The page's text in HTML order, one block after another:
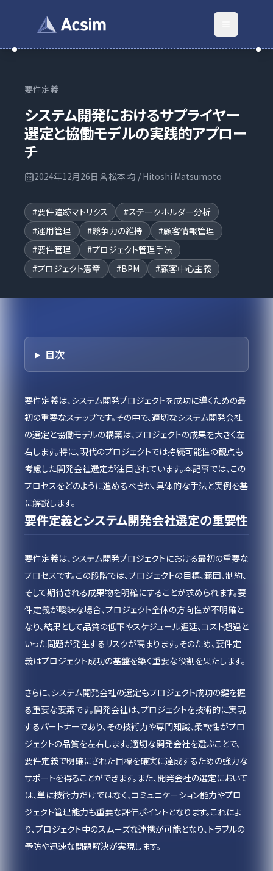
要件定義
システム開発におけるサプライヤー
選定と協働モデルの実践的アプロー
チ
2024年12月26日 松本 均 / Hitoshi Matsumoto
#要件追跡マトリクス #ステークホルダー分析
#運用管理 #競争力の維持 #顧客情報管理
#要件管理 #プロジェクト管理手法
#プロジェクト憲章 #BPM #顧客中心主義
目次
要件定義は、システム開発プロジェクトを成功に導くための最
初の重要なステップです。その中で、適切なシステム開発会社
の選定と協働モデルの構築は、プロジェクトの成果を大きく左
右します。特に、現代のプロジェクトでは持続可能性の観点も
考慮した開発会社選定が注目されています。本記事では、この
プロセスをどのように進めるべきか、具体的な手法と実例を基
に解説します。
要件定義とシステム開発会社選定の重要性
要件定義は、システム開発プロジェクトにおける最初の重要な
プロセスです。この段階では、プロジェクトの目標、範囲、制約、
そして期待される成果物を明確にすることが求められます。要
件定義が曖昧な場合、プロジェクト全体の方向性が不明確と
なり、結果として品質の低下やスケジュール遅延、コスト超過と
いった問題が発生するリスクが高まります。そのため、要件定
義はプロジェクト成功の基盤を築く重要な役割を果たします。
さらに、システム開発会社の選定もプロジェクト成功の鍵を握
る重要な要素です。開発会社は、プロジェクトを技術的に実現
するパートナーであり、その技術力や専門知識、柔軟性がプロ
ジェクトの品質を左右します。適切な開発会社を選ぶことで、
要件定義で明確にされた目標を確実に達成するための強力な
サポートを得ることができます。また、開発会社の選定において
は、単に技術力だけではなく、コミュニケーション能力やプロ
ジェクト管理能力も重要な評価ポイントとなります。これによ
り、プロジェクト中のスムーズな連携が可能となり、トラブルの
予防や迅速な問題解決が実現します。